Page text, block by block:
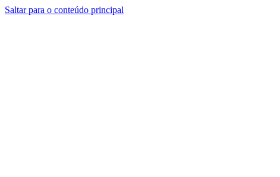
Saltar para o conteúdo principal